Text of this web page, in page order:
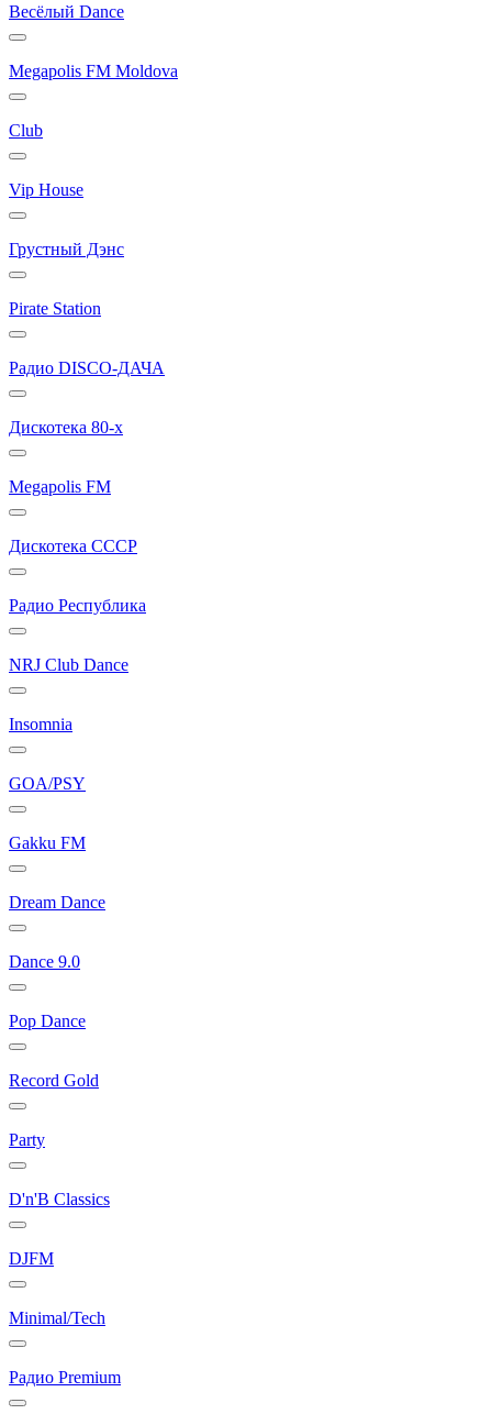
Весёлый Dance
Megapolis FM Moldova
Club
Vip House
Грустный Дэнс
Pirate Station
Радио DISCO-ДАЧА
Дискотека 80-х
Megapolis FM
Дискотека СССР
Радио Республика
NRJ Club Dance
Insomnia
GOA/PSY
Gakku FM
Dream Dance
Dance 9.0
Pop Dance
Record Gold
Party
D'n'B Classics
DJFM
Minimal/Tech
Радио Premium